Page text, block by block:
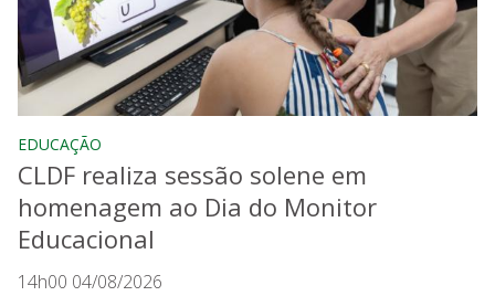
EDUCAÇÃO
CLDF realiza sessão solene em
homenagem ao Dia do Monitor
Educacional
14h00 04/08/2026